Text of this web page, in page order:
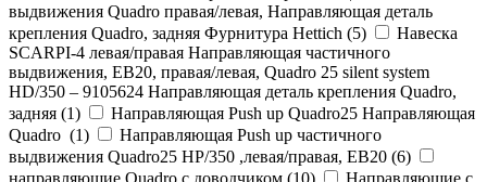
выдвижения Quadro правая/левая, Направляющая деталь
крепления Quadro, задняя Фурнитура Hettich (5)
Навеска
SCARPI-4 левая/правая Направляющая частичного
выдвижения, ЕВ20, правая/левая, Quadro 25 silent system
HD/350 – 9105624 Направляющая деталь крепления Quadro,
задняя (1)
Направляющая Push up Quadro25 Направляющая
Quadro (1)
Направляющая Push up частичного
выдвижения Quadro25 НР/350 ,левая/правая, ЕВ20 (6)
направляющие Quadro с доводчиком (10)
Направляющие с